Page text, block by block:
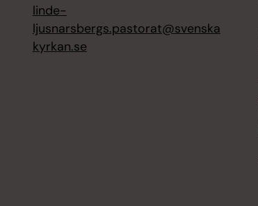
linde-
ljusnarsbergs.pastorat@svenska
kyrkan.se